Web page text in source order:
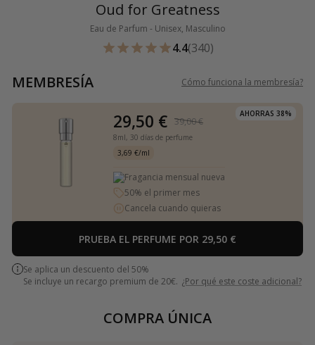
Oud for Greatness
Eau de Parfum - Unisex, Masculino
4.4(340)
MEMBRESÍA Cómo funciona la membresía?
AHORRAS 38%
29,50 € 39,00 €
8ml, 30 días de perfume
3,69 €/ml
Fragancia mensual nueva
50% el primer mes
Cancela cuando quieras
PRUEBA EL PERFUME POR 29,50 €
Se aplica un descuento del 50%
Se incluye un recargo premium de 20€. ¿Por qué este coste adicional?
COMPRA ÚNICA